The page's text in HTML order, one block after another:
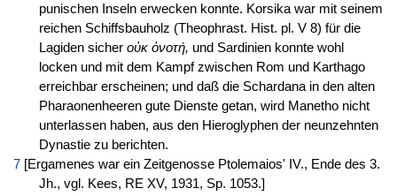
punischen Inseln erwecken konnte. Korsika war mit seinem
reichen Schiffsbauholz (Theophrast. Hist. pl. V 8) für die
Lagiden sicher οὐκ ὀνοτή, und Sardinien konnte wohl
locken und mit dem Kampf zwischen Rom und Karthago
erreichbar erscheinen; und daß die Schardana in den alten
Pharaonenheeren gute Dienste getan, wird Manetho nicht
unterlassen haben, aus den Hieroglyphen der neunzehnten
Dynastie zu berichten.
7[Ergamenes war ein Zeitgenosse Ptolemaios' IV., Ende des 3.
Jh., vgl. Kees, RE XV, 1931, Sp. 1053.]